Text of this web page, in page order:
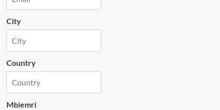
City
Country
Mbiemri